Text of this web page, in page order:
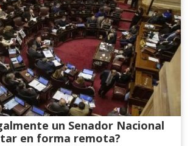
un Senador Nacional
en forma remota?